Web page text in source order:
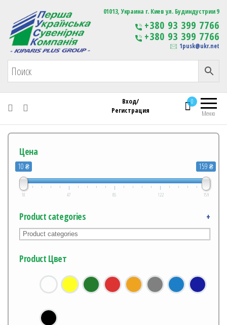
Первая Украинская Сувенирная Компания Изготовление
сувенирной продукции
с логотипом
01013, Украина г. Киев ул. Будиндустрии 9
+380 93 399 7766
+380 93 399 7766
1pusk@ukr.net
Меню
0
Вход/
Регистрация
Цена
10 ₴ 159 ₴
10 47 85 122 159
Product categories +
Product Цвет